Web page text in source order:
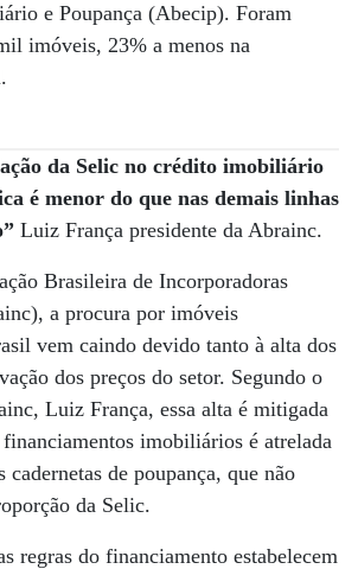
e Poupança (Abecip). Foram
imóveis, 23% a menos na
da Selic no crédito imobiliário
é menor do que nas demais linhas
Luiz França presidente da Abrainc.
Brasileira de Incorporadoras
a procura por imóveis
vem caindo devido tanto à alta dos
dos preços do setor. Segundo o
Luiz França, essa alta é mitigada
imobiliários é atrelada
cadernetas de poupança, que não
da Selic.
regras do financiamento estabelecem